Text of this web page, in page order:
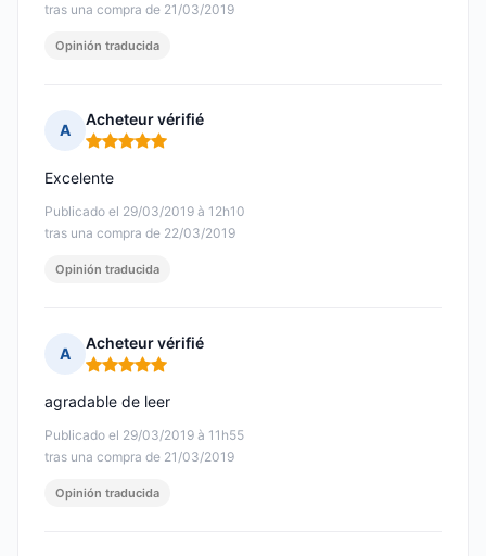
tras una compra de 21/03/2019
Opinión traducida
A
Acheteur vérifié
Nota: 5 de 5
Publicado el 29/03/2019 à 12h10
tras una compra de 22/03/2019
Excelente
Opinión traducida
A
Acheteur vérifié
Nota: 5 de 5
Publicado el 29/03/2019 à 11h55
tras una compra de 21/03/2019
agradable de leer
Opinión traducida